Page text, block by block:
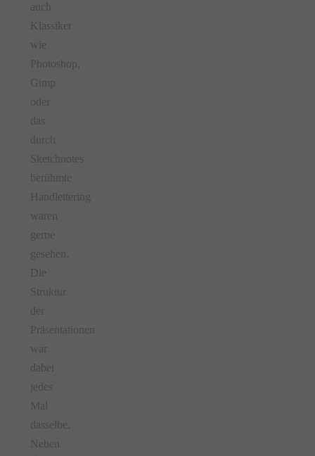
auch
Klassiker
wie
Photoshop,
Gimp
oder
das
durch
Sketchnotes
berühmte
Handlettering
waren
gerne
gesehen.
Die
Struktur
der
Präsentationen
war
dabei
jedes
Mal
dasselbe.
Neben